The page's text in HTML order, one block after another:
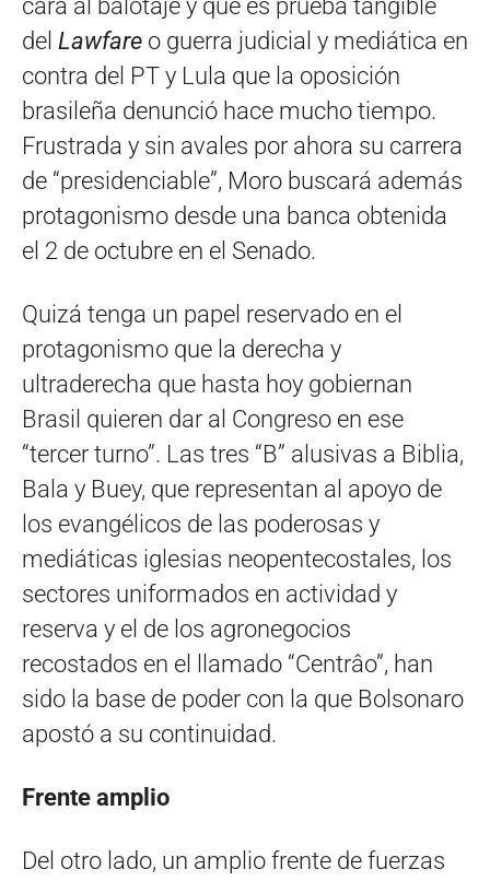
cara al balotaje y que es prueba tangible
del Lawfare o guerra judicial y mediática en
contra del PT y Lula que la oposición
brasileña denunció hace mucho tiempo.
Frustrada y sin avales por ahora su carrera
de “presidenciable”, Moro buscará además
protagonismo desde una banca obtenida
el 2 de octubre en el Senado.
Quizá tenga un papel reservado en el
protagonismo que la derecha y
ultraderecha que hasta hoy gobiernan
Brasil quieren dar al Congreso en ese
“tercer turno”. Las tres “B” alusivas a Biblia,
Bala y Buey, que representan al apoyo de
los evangélicos de las poderosas y
mediáticas iglesias neopentecostales, los
sectores uniformados en actividad y
reserva y el de los agronegocios
recostados en el llamado “Centrâo”, han
sido la base de poder con la que Bolsonaro
apostó a su continuidad.
Frente amplio
Del otro lado, un amplio frente de fuerzas